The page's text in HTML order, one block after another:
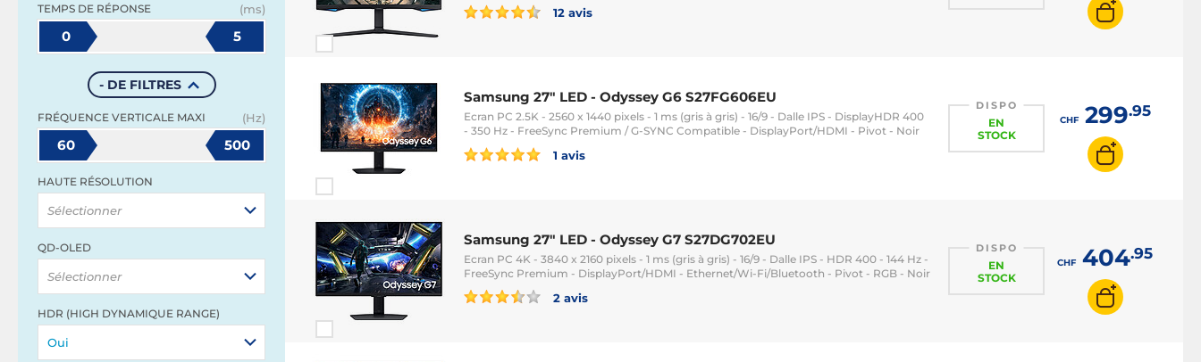
Ecran PC HDMI 2.1
TEMPS DE RÉPONSE (ms)
0 5
- DE FILTRES
FRÉQUENCE VERTICALE MAXI (Hz)
60 500
HAUTE RÉSOLUTION
Sélectionner
QD-OLED
Sélectionner
HDR (HIGH DYNAMIQUE RANGE)
Oui
12 avis
Samsung 27" LED - Odyssey G6 S27FG606EU
Ecran PC 2.5K - 2560 x 1440 pixels - 1 ms (gris à gris) - 16/9 - Dalle IPS - DisplayHDR 400
- 350 Hz - FreeSync Premium / G-SYNC Compatible - DisplayPort/HDMI - Pivot - Noir
1 avis
DISPO
EN
STOCK
CHF299.95
Samsung 27" LED - Odyssey G7 S27DG702EU
Ecran PC 4K - 3840 x 2160 pixels - 1 ms (gris à gris) - 16/9 - Dalle IPS - HDR 400 - 144 Hz -
FreeSync Premium - DisplayPort/HDMI - Ethernet/Wi-Fi/Bluetooth - Pivot - RGB - Noir
2 avis
DISPO
EN
STOCK
CHF404.95